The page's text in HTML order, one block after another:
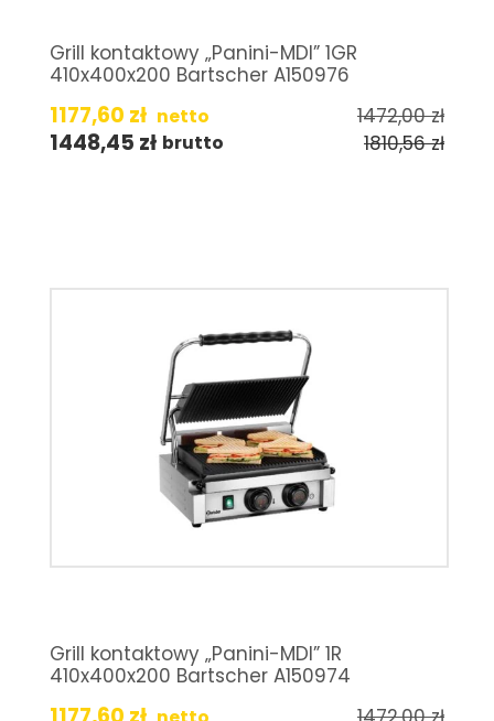
Grill kontaktowy „Panini-MDI” 1GR
410x400x200 Bartscher A150976
1177,60 zł netto 1472,00zł
1448,45 zł brutto 1810,56zł
Grill kontaktowy „Panini-MDI” 1R
410x400x200 Bartscher A150974